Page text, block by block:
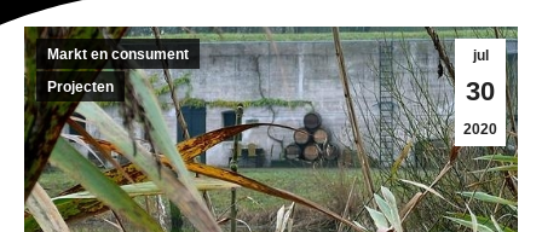
jul
30
2020
Markt en consument
Projecten